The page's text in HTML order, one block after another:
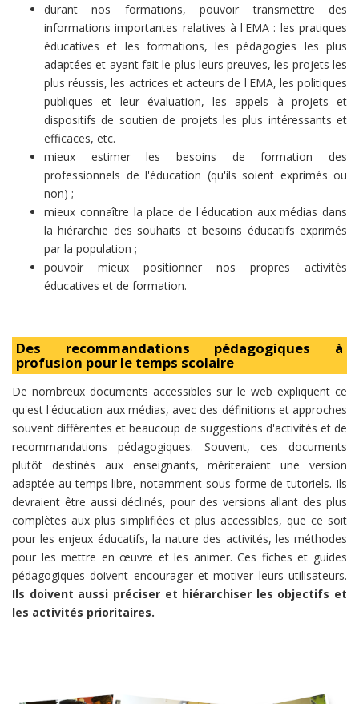
durant nos formations, pouvoir transmettre des
informations importantes relatives à l'EMA : les pratiques
éducatives et les formations, les pédagogies les plus
adaptées et ayant fait le plus leurs preuves, les projets les
plus réussis, les actrices et acteurs de l'EMA, les politiques
publiques et leur évaluation, les appels à projets et
dispositifs de soutien de projets les plus intéressants et
efficaces, etc.
mieux estimer les besoins de formation des
professionnels de l'éducation (qu'ils soient exprimés ou
non) ;
mieux connaître la place de l'éducation aux médias dans
la hiérarchie des souhaits et besoins éducatifs exprimés
par la population ;
pouvoir mieux positionner nos propres activités
éducatives et de formation.
Des recommandations pédagogiques à
profusion pour le temps scolaire
De nombreux documents accessibles sur le web expliquent ce
qu'est l'éducation aux médias, avec des définitions et approches
souvent différentes et beaucoup de suggestions d'activités et de
recommandations pédagogiques. Souvent, ces documents
plutôt destinés aux enseignants, mériteraient une version
adaptée au temps libre, notamment sous forme de tutoriels. Ils
devraient être aussi déclinés, pour des versions allant des plus
complètes aux plus simplifiées et plus accessibles, que ce soit
pour les enjeux éducatifs, la nature des activités, les méthodes
pour les mettre en œuvre et les animer. Ces fiches et guides
pédagogiques doivent encourager et motiver leurs utilisateurs.
Ils doivent aussi préciser et hiérarchiser les objectifs et
les activités prioritaires.